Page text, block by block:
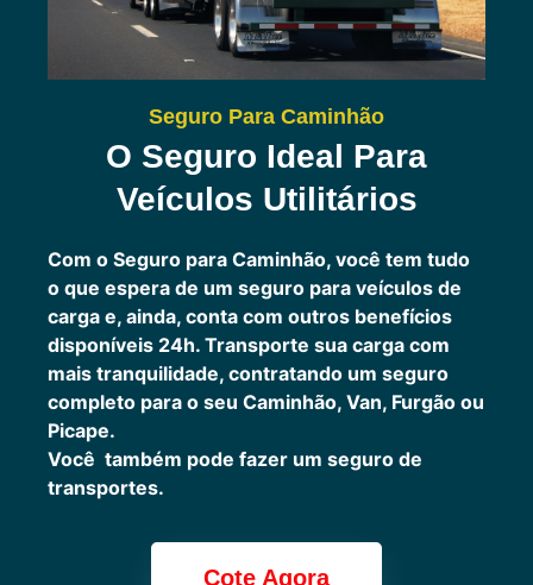
Seguro Para Caminhão
O Seguro Ideal Para
Veículos Utilitários
Com o Seguro para Caminhão, você tem tudo
o que espera de um seguro para veículos de
carga e, ainda, conta com outros benefícios
disponíveis 24h. Transporte sua carga com
mais tranquilidade, contratando um seguro
completo para o seu Caminhão, Van, Furgão ou
Picape.
Você também pode fazer um seguro de
transportes.
Cote Agora